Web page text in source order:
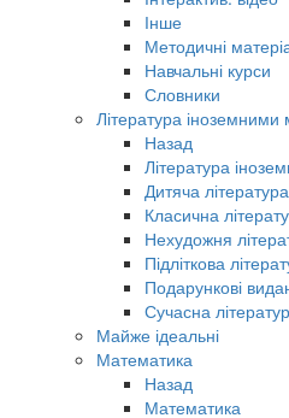
Інше
Методичні
Навчальні курси
Словники
Література
Назад
Література
Дитяча література
Класична
Нехудожня
Підліткова
Подарункові
Сучасна
Майже ідеальні
Математика
Назад
Математика